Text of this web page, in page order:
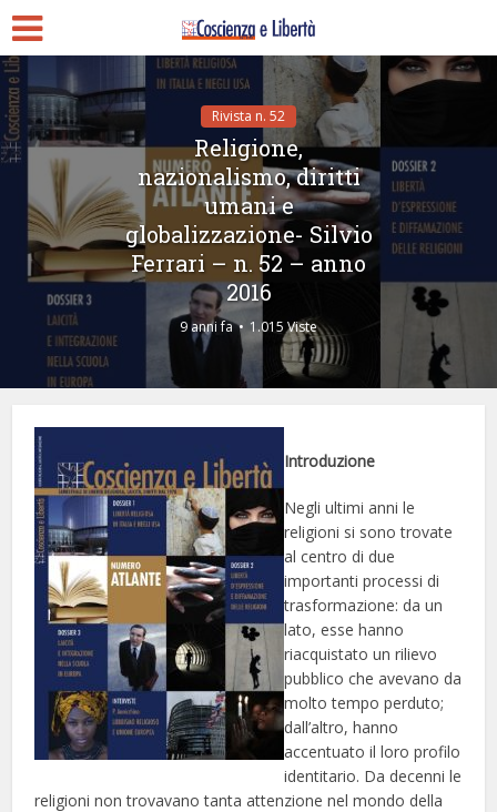
Rivista n. 52
Religione,
nazionalismo, diritti
umani e
globalizzazione- Silvio
Ferrari – n. 52 – anno
2016
9 anni fa 1.015 Viste
Introduzione
Negli ultimi anni le
religioni si sono trovate
al centro di due
importanti processi di
trasformazione: da un
lato, esse hanno
riacquistato un rilievo
pubblico che avevano da
molto tempo perduto;
dall’altro, hanno
accentuato il loro profilo
identitario. Da decenni le
religioni non trovavano tanta attenzione nel mondo della